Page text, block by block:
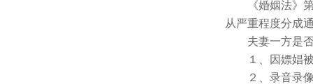
《婚姻法》第
从严重程度分成
夫妻一方是否
１、因嫖娼被
２、录音录像